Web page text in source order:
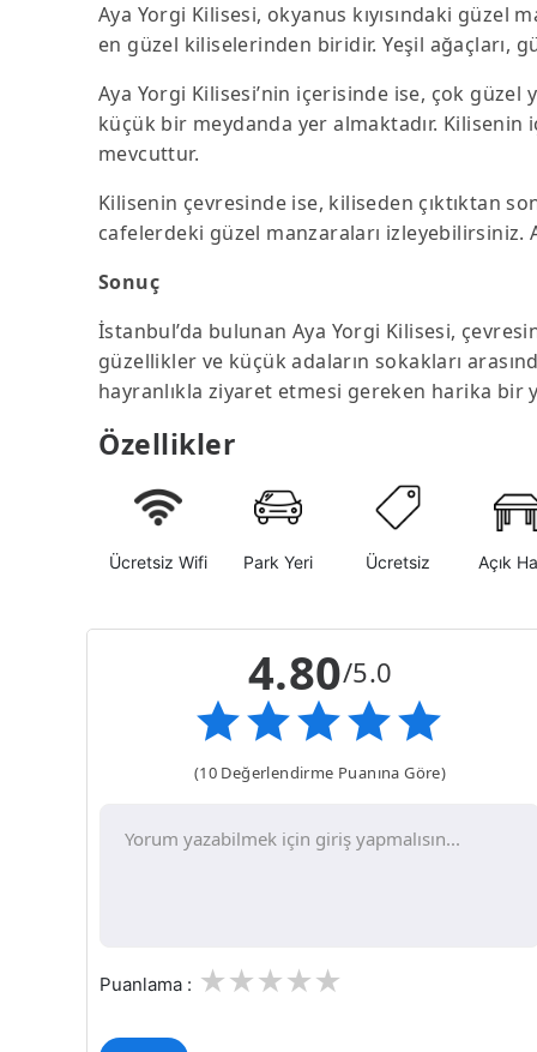
Aya Yorgi Kilisesi, okyanus kıyısındaki güzel
en güzel kiliselerinden biridir. Yeşil ağaçları,
Aya Yorgi Kilisesi’nin içerisinde ise, çok
küçük bir meydanda yer almaktadır.
mevcuttur.
Kilisenin çevresinde ise, kiliseden çıktıktan
cafelerdeki güzel manzaraları
Sonuç
İstanbul’da bulunan Aya Yorgi Kilisesi,
güzellikler ve küçük adaların sokakları
hayranlıkla ziyaret etmesi gereken harika bir
Özellikler
Ücretsiz Wifi Park Yeri Ücretsiz Açık
4.80/5.0
(10 Değerlendirme Puanına Göre)
Puanlama : 3
2
1